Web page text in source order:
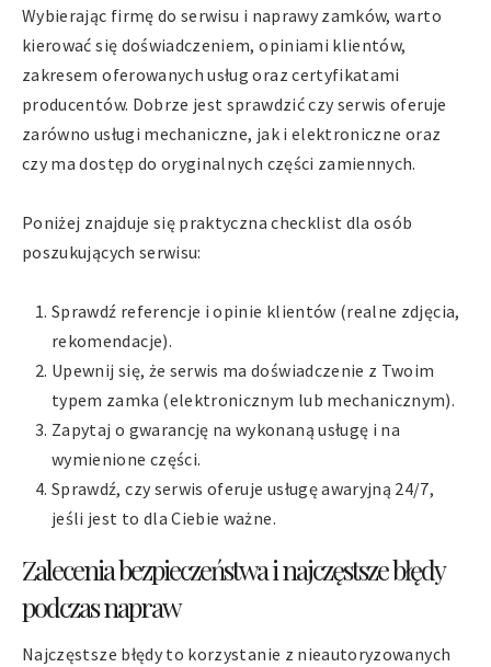
Wybierając firmę do serwisu i naprawy zamków, warto
kierować się doświadczeniem, opiniami klientów,
zakresem oferowanych usług oraz certyfikatami
producentów. Dobrze jest sprawdzić czy serwis oferuje
zarówno usługi mechaniczne, jak i elektroniczne oraz
czy ma dostęp do oryginalnych części zamiennych.
Poniżej znajduje się praktyczna checklist dla osób
poszukujących serwisu:
Sprawdź referencje i opinie klientów (realne zdjęcia,
rekomendacje).
Upewnij się, że serwis ma doświadczenie z Twoim
typem zamka (elektronicznym lub mechanicznym).
Zapytaj o gwarancję na wykonaną usługę i na
wymienione części.
Sprawdź, czy serwis oferuje usługę awaryjną 24/7,
jeśli jest to dla Ciebie ważne.
Zalecenia bezpieczeństwa i najczęstsze błędy
podczas napraw
Najczęstsze błędy to korzystanie z nieautoryzowanych